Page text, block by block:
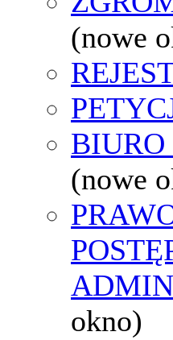
(nowe
(nowe
okno)